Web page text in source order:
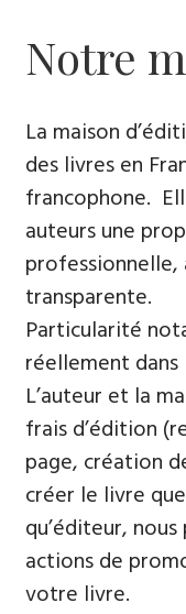
Notre
La maison
des livres en
francophone.
auteurs une
transparente.
Particularité
réellement
L’auteur et la
frais d’édition
page, création
créer le livre
qu’éditeur,
actions de
votre livre.